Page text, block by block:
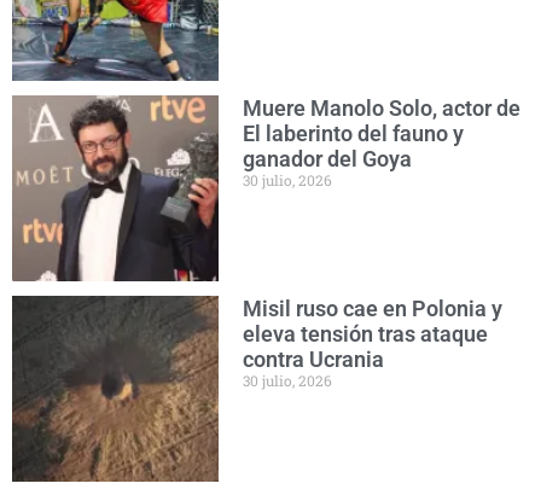
Muere Manolo Solo, actor de
El laberinto del fauno y
ganador del Goya
30 julio, 2026
Misil ruso cae en Polonia y
eleva tensión tras ataque
contra Ucrania
30 julio, 2026